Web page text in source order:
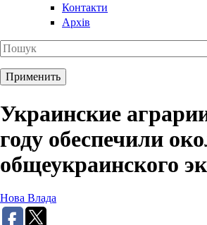
Контакти
Архів
Украинские
году обеспечили
общеукраинского
Нова Влада